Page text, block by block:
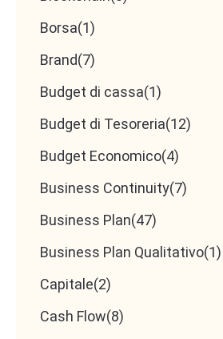
per liberare tempo a favore
aggiunto.
4. Soft skills che
differenza
Comunicazione chiara
Affidabilità: consegnare
completi e corretti nei
Flessibilità mentale
Borsa(1)
Brand(7)
Budget di cassa(1)
Budget di Tesoreria(12)
Budget Economico(4)
Business Continuity(7)
Business Plan(47)
Business Plan Qualitativo(1)
Capitale(2)
Cash Flow(8)